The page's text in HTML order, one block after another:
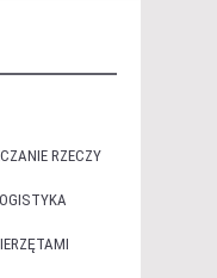
RZECZY